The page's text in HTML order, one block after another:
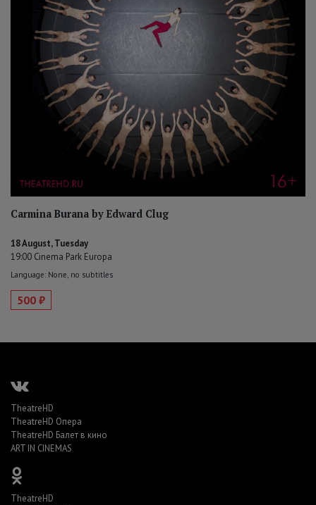
Carmina Burana by Edward Clug
18 August, Tuesday
19:00 Cinema Park Europa
Language: None, no subtitles
500 ₽
TheatreHD
TheatreHD Опера
TheatreHD Балет в кино
ART IN CINEMAS
TheatreHD